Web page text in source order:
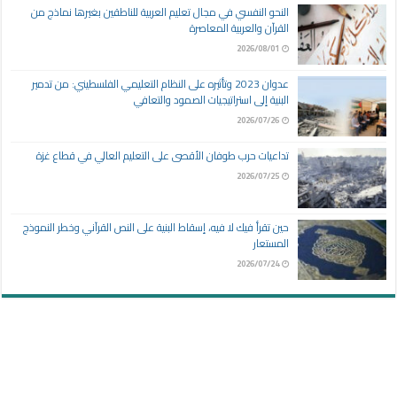
النحو النفسي في مجال تعليم العربية للناطقين بغيرها نماذج من
القرآن والعربية المعاصرة
2026/08/01
عدوان 2023 وتأثيره على النظام التعليمي الفلسطيني: من تدمير
البنية إلى استراتيجيات الصمود والتعافي
2026/07/26
تداعيات حرب طوفان الأقصى على التعليم العالي في قطاع غزة
2026/07/25
حين تقرأ فيك لا فيه، إسقاط البنية على النص القرآني وخطر النموذج
المستعار
2026/07/24